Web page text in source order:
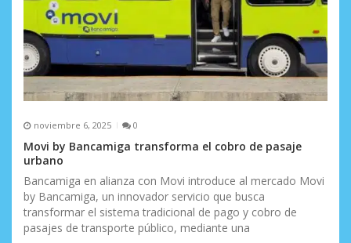
noviembre 6, 2025 0
Movi by Bancamiga transforma el cobro de pasaje
urbano
Bancamiga en alianza con Movi introduce al mercado Movi
by Bancamiga, un innovador servicio que busca
transformar el sistema tradicional de pago y cobro de
pasajes de transporte público, mediante una